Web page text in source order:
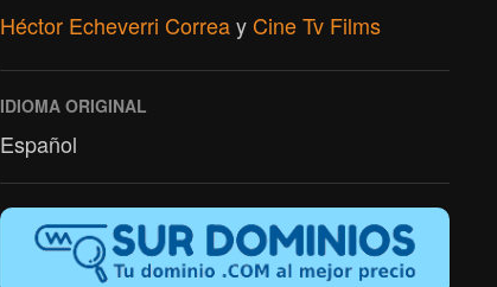
Héctor Echeverri Correay Cine Tv Films
IDIOMA ORIGINAL
Español